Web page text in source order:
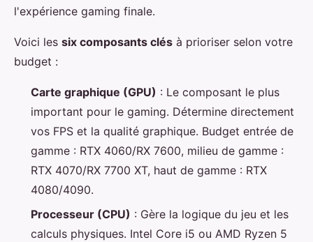
l'expérience gaming finale.
Voici les six composants clés à prioriser selon votre
budget :
Carte graphique (GPU) : Le composant le plus
important pour le gaming. Détermine directement
vos FPS et la qualité graphique. Budget entrée de
gamme : RTX 4060/RX 7600, milieu de gamme :
RTX 4070/RX 7700 XT, haut de gamme : RTX
4080/4090.
Processeur (CPU) : Gère la logique du jeu et les
calculs physiques. Intel Core i5 ou AMD Ryzen 5